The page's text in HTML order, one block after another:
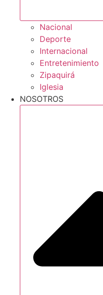
Nacional
Deporte
Internacional
Entretenimiento
Zipaquirá
Iglesia
NOSOTROS